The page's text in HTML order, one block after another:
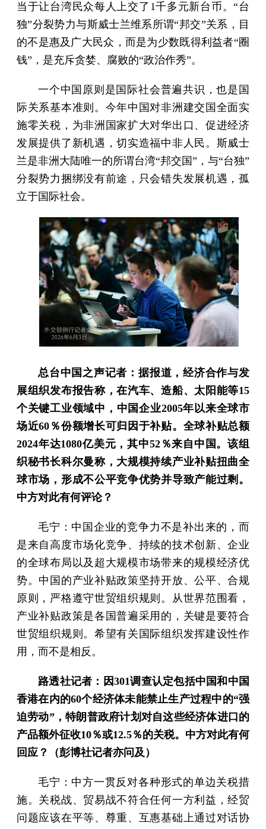
当于让台湾民众每人上交了1千多元新台币。“台
独”分裂势力与斯威士兰维系所谓“邦交”关系，目
的不是惠及广大民众，而是为少数既得利益者“圈
钱”，是充斥贪婪、腐败的“政治作秀”。
一个中国原则是国际社会普遍共识，也是国
际关系基本准则。今年中国对非洲建交国全面实
施零关税，为非洲国家扩大对华出口、促进经济
发展提供了新机遇，切实造福中非人民。斯威士
兰是非洲大陆唯一的所谓台湾“邦交国”，与“台独”
分裂势力捆绑没有前途，只会错失发展机遇，孤
立于国际社会。
总台中国之声记者：据报道，经济合作与发
展组织发布报告称，在汽车、造船、太阳能等15
个关键工业领域中，中国企业2005年以来全球市
场近60％份额增长可归因于补贴。全球补贴总额
2024年达1080亿美元，其中52％来自中国。该组
织秘书长科尔曼称，大规模持续产业补贴扭曲全
球市场，形成不公平竞争优势并导致产能过剩。
中方对此有何评论？
毛宁：中国企业的竞争力不是补出来的，而
是来自高度市场化竞争、持续的技术创新、企业
的全球布局以及超大规模市场带来的规模经济优
势。中国的产业补贴政策坚持开放、公平、合规
原则，严格遵守世贸组织规则。从世界范围看，
产业补贴政策是各国普遍采用的，关键是要符合
世贸组织规则。希望有关国际组织发挥建设性作
用，而不是相反。
路透社记者：因301调查认定包括中国和中国
香港在内的60个经济体未能禁止生产过程中的“强
迫劳动”，特朗普政府计划对自这些经济体进口的
产品额外征收10％或12.5％的关税。中方对此有何
回应？（彭博社记者亦问及）
毛宁：中方一贯反对各种形式的单边关税措
施。关税战、贸易战不符合任何一方利益，经贸
问题应该在平等、尊重、互惠基础上通过对话协